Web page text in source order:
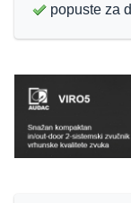
popuste za